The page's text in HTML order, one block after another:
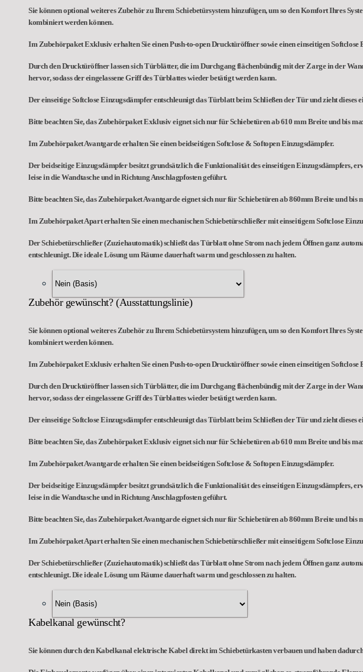
Sie können optional weiteres Zubehör zu Ihrem Schiebetürsystem hinzufügen, um so den Komfort Ihres
kombiniert werden können.
Im Zubehörpaket Exklusiv erhalten Sie einen Push-to-open Drucktüröffner sowie einen einseitigen Softclose
Durch den Drucktüröffner lassen sich Türblätter, die im Durchgang flächenbündig mit der Zarge in der
hervor, sodass der eingelassene Griff des Türblattes wieder betätigt werden kann.
Der einseitige Softclose Einzugsdämpfer entschleunigt das Türblatt beim Schließen der Tür und zieht
Bitte beachten Sie, das Zubehörpaket Exklusiv eignet sich nur für Schiebetüren ab 610 mm Breite und bis
Im Zubehörpaket Avantgarde erhalten Sie einen beidseitigen Softclose & Softopen Einzugsdämpfer.
Der beidseitige Einzugsdämpfer besitzt grundsätzlich die Funktionalität des einseitigen Einzugsdämpfers,
leise in die Wandtasche und in Richtung Anschlagpfosten geführt.
Bitte beachten Sie, das Zubehörpaket Avantgarde eignet sich nur für Schiebetüren ab 860mm Breite und
Im Zubehörpaket Apart erhalten Sie einen mechanischen Schiebetürschließer mit einseitigem Softclose
Der Schiebetürschließer (Zuziehautomatik) schließt das Türblatt ohne Strom nach jedem Öffnen ganz
entschleunigt. Die ideale Lösung um Räume dauerhaft warm und geschlossen zu halten.
Zubehör gewünscht? (Ausstattungslinie)
Sie können optional weiteres Zubehör zu Ihrem Schiebetürsystem hinzufügen, um so den Komfort Ihres
kombiniert werden können.
Im Zubehörpaket Exklusiv erhalten Sie einen Push-to-open Drucktüröffner sowie einen einseitigen Softclose
Durch den Drucktüröffner lassen sich Türblätter, die im Durchgang flächenbündig mit der Zarge in der
hervor, sodass der eingelassene Griff des Türblattes wieder betätigt werden kann.
Der einseitige Softclose Einzugsdämpfer entschleunigt das Türblatt beim Schließen der Tür und zieht
Bitte beachten Sie, das Zubehörpaket Exklusiv eignet sich nur für Schiebetüren ab 610 mm Breite und bis
Im Zubehörpaket Avantgarde erhalten Sie einen beidseitigen Softclose & Softopen Einzugsdämpfer.
Der beidseitige Einzugsdämpfer besitzt grundsätzlich die Funktionalität des einseitigen Einzugsdämpfers,
leise in die Wandtasche und in Richtung Anschlagpfosten geführt.
Bitte beachten Sie, das Zubehörpaket Avantgarde eignet sich nur für Schiebetüren ab 860mm Breite und
Im Zubehörpaket Apart erhalten Sie einen mechanischen Schiebetürschließer mit einseitigem Softclose
Der Schiebetürschließer (Zuziehautomatik) schließt das Türblatt ohne Strom nach jedem Öffnen ganz
entschleunigt. Die ideale Lösung um Räume dauerhaft warm und geschlossen zu halten.
Kabelkanal gewünscht?
Sie können durch den Kabelkanal elektrische Kabel direkt im Schiebetürkasten verbauen und haben